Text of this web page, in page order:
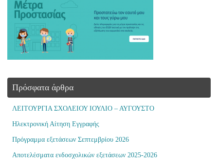
Πρόσφατα άρθρα
ΛΕΙΤΟΥΡΓΙΑ ΣΧΟΛΕΙΟΥ ΙΟΥΛΙΟ – ΑΥΓΟΥΣΤΟ
Ηλεκτρονική Αίτηση Εγγραφής
Πρόγραμμα εξετάσεων Σεπτεμβρίου 2026
Αποτελέσματα ενδοσχολικών εξετάσεων 2025-2026